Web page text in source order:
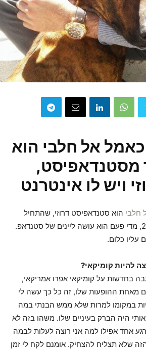
אל חלבי הוא
מסטנדאפיסט,
ויש לו אינטרנט
חלבי הוא סטנדאפיסט דרוזי, שהתחיל
לעשות סטנדאפ ב–2016, מדי פעם הוא עושה ליינים של סטנדאפ.
עליו כלום.
להיות קומיקאי?
כתבה בחדשות על קומיקאי אפרו אמריקאי,
מאחת ההופעות שלו, זה כל כך עשה לי
במקומו למרות שלא ממש הבנתי במה
היה הברק בעיניים שלו. משהו בזה לא
אחד אפילו למה אני רוצה לעלות לבמה
שלא תצליח להצחיק. אומנם לקח לי זמן